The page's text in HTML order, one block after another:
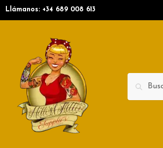
Llámanos: +34 689 008 613
Search